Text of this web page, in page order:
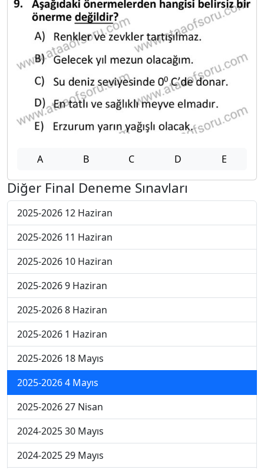
A B C D E
Diğer Final Deneme Sınavları
2025-2026 12 Haziran
2025-2026 11 Haziran
2025-2026 10 Haziran
2025-2026 9 Haziran
2025-2026 8 Haziran
2025-2026 1 Haziran
2025-2026 18 Mayıs
2025-2026 4 Mayıs
2025-2026 27 Nisan
2024-2025 30 Mayıs
2024-2025 29 Mayıs